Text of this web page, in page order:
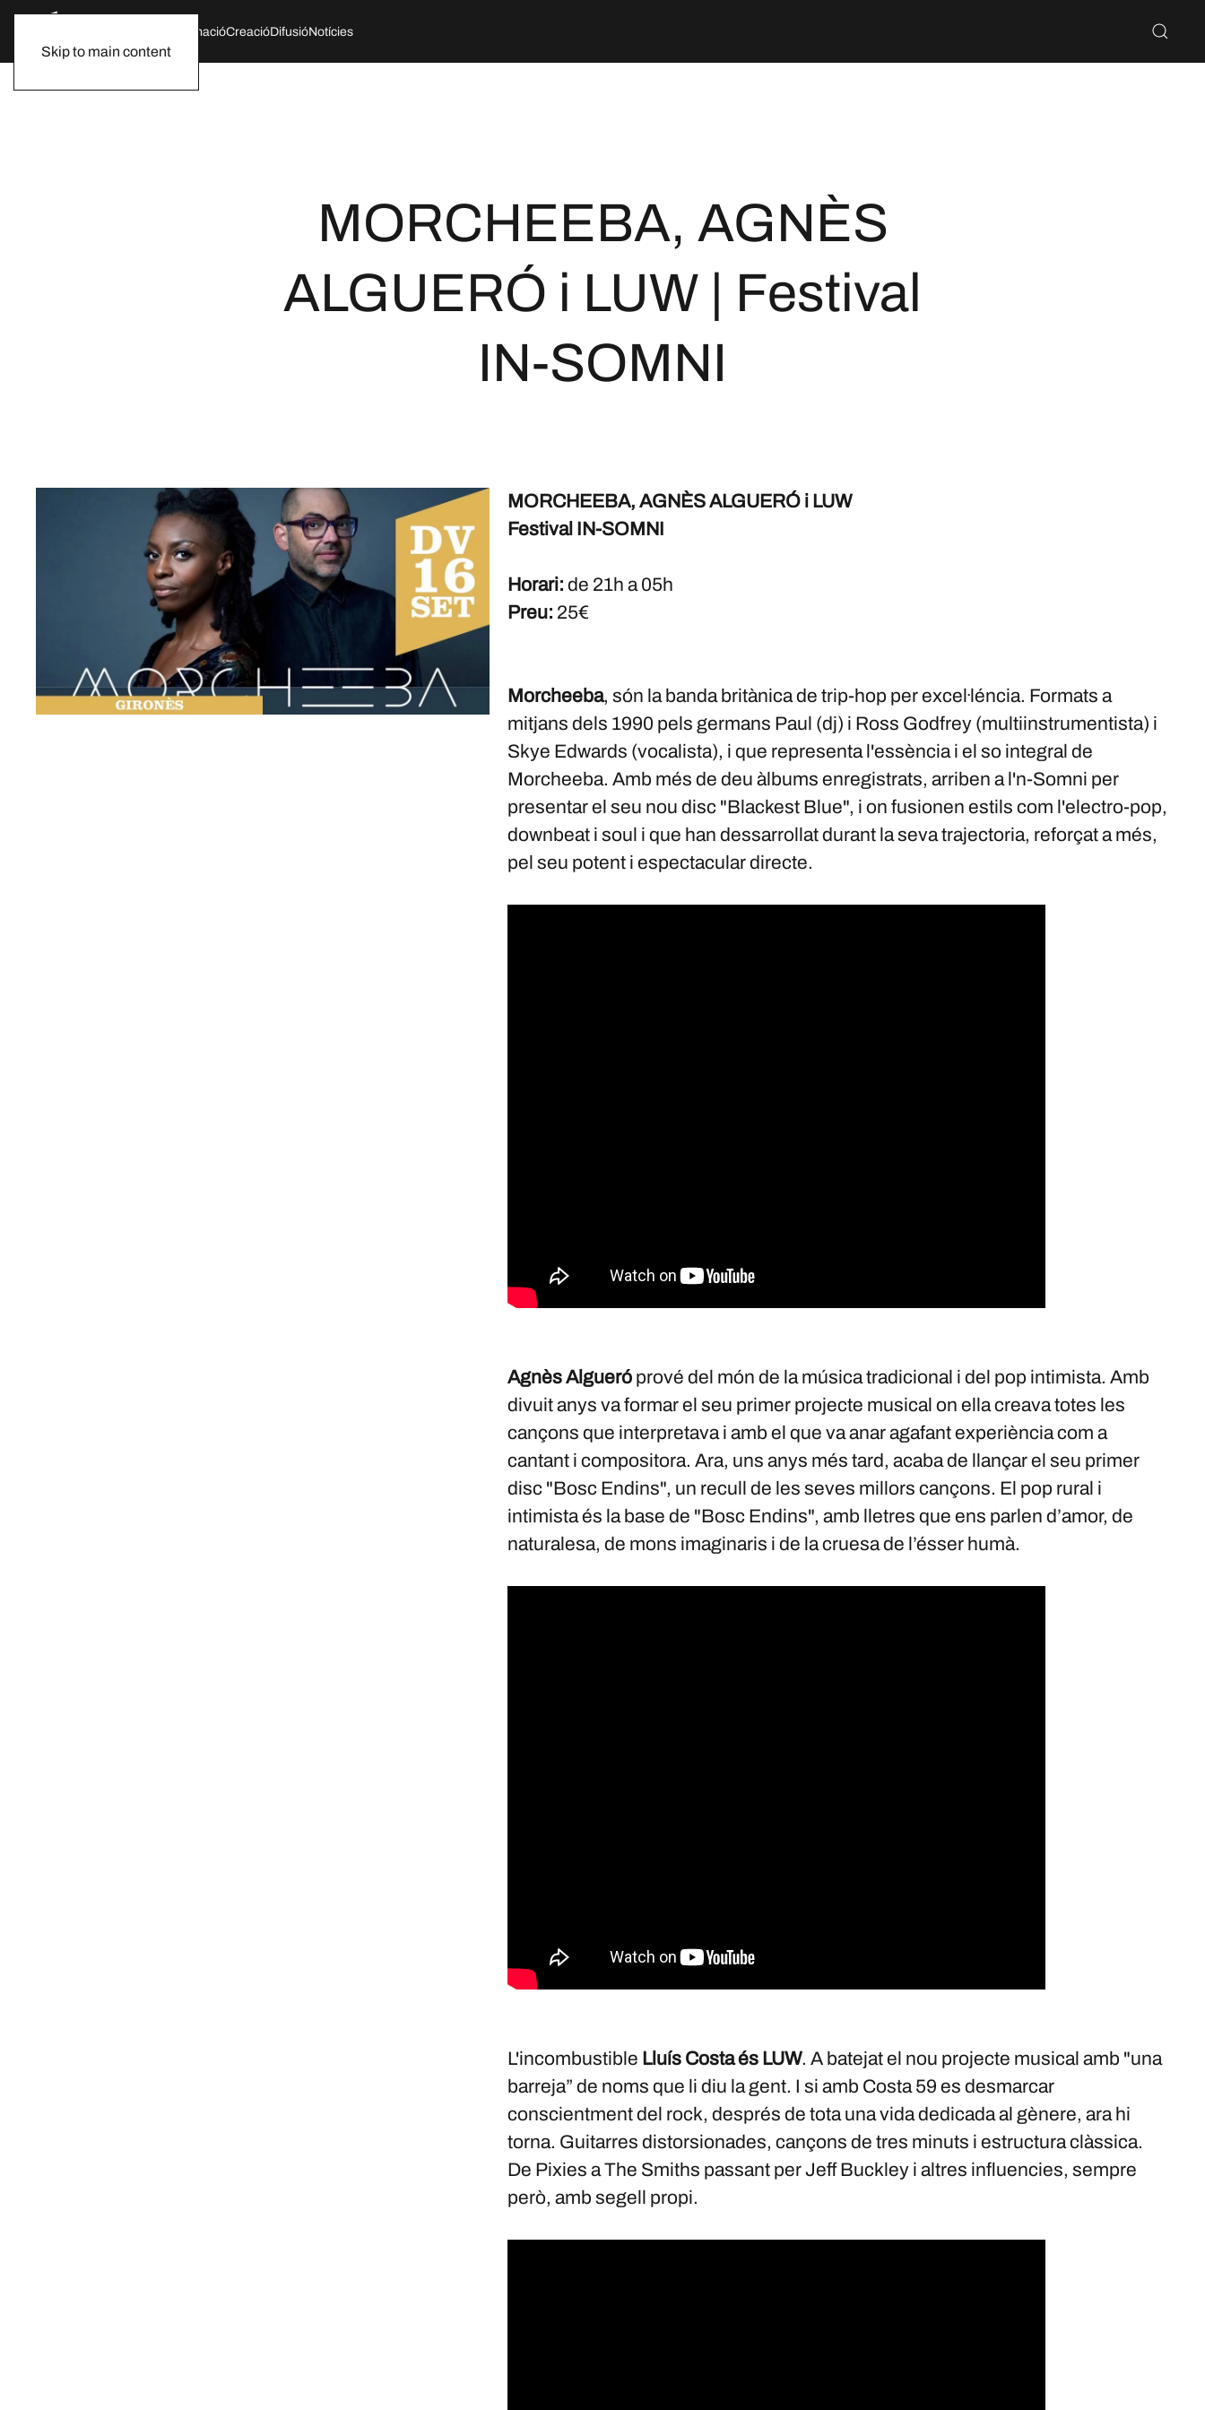
Skip to main content
FormacióCreacióDifusióNotícies
MORCHEEBA, AGNÈS
ALGUERÓ i LUW | Festival
IN-SOMNI
MORCHEEBA, AGNÈS ALGUERÓ i LUW
Festival IN-SOMNI
Horari: de 21h a 05h
Preu: 25€
Morcheeba, són la banda britànica de trip-hop per excel·léncia. Formats a
mitjans dels 1990 pels germans Paul (dj) i Ross Godfrey (multiinstrumentista) i
Skye Edwards (vocalista), i que representa l'essència i el so integral de
Morcheeba. Amb més de deu àlbums enregistrats, arriben a l'n-Somni per
presentar el seu nou disc "Blackest Blue", i on fusionen estils com l'electro-pop,
downbeat i soul i que han dessarrollat durant la seva trajectoria, reforçat a més,
pel seu potent i espectacular directe.
Agnès Algueróprové del món de la música tradicional i del pop intimista. Amb
divuit anys va formar el seu primer projecte musical on ella creava totes les
cançons que interpretava i amb el que va anar agafant experiència com a
cantant i compositora. Ara, uns anys més tard, acaba de llançar el seu primer
disc "Bosc Endins", un recull de les seves millors cançons. El pop rural i
intimista és la base de "Bosc Endins", amb lletres que ens parlen d’amor, de
naturalesa, de mons imaginaris i de la cruesa de l’ésser humà.
L'incombustible Lluís Costa és LUW. A batejat el nou projecte musical amb "una
barreja” de noms que li diu la gent. I si amb Costa 59 es desmarcar
conscientment del rock, després de tota una vida dedicada al gènere, ara hi
torna. Guitarres distorsionades, cançons de tres minuts i estructura clàssica.
De Pixies a The Smiths passant per Jeff Buckley i altres influencies, sempre
però, amb segell propi.